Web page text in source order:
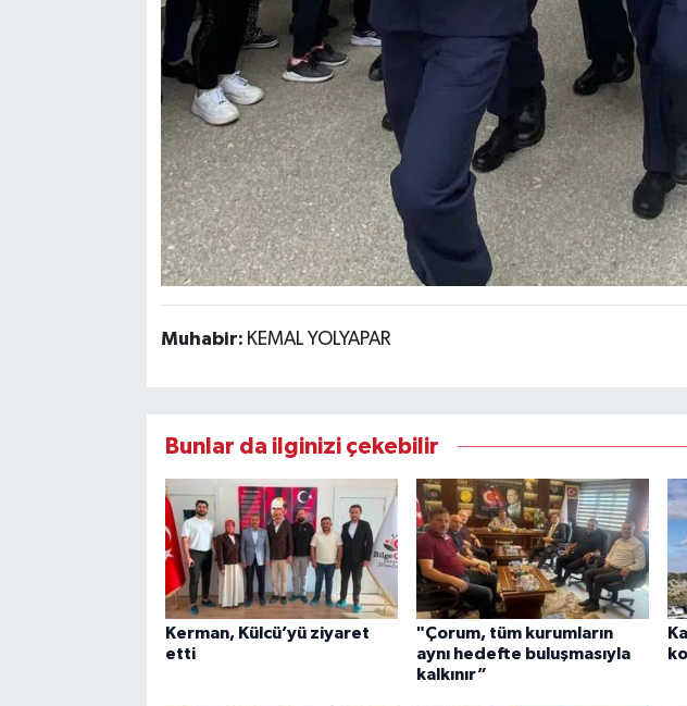
Muhabir: KEMAL YOLYAPAR
Bunlar da ilginizi çekebilir
Kerman, Külcü’yü ziyaret
etti
"Çorum, tüm kurumların
aynı hedefte buluşmasıyla
kalkınır”